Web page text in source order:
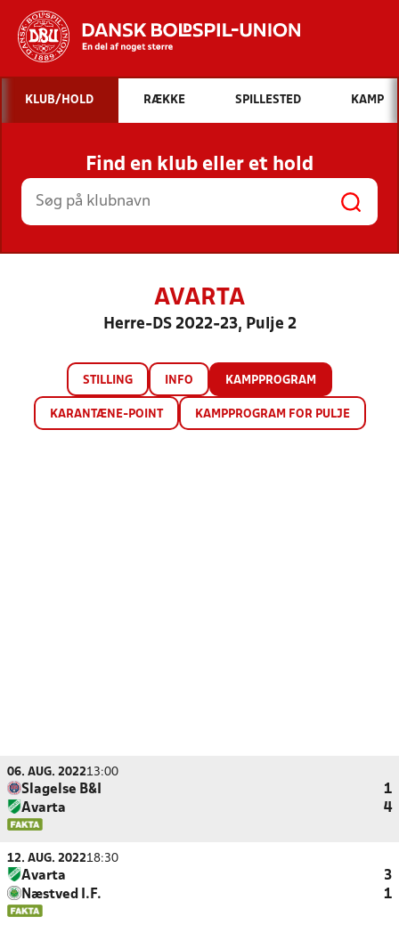
Hvad vil du søge efter?
INDHOLD OG NYHEDER
STILLINGER, RESULTATER, KLUBBER OG
HOLD
KLUB/HOLD RÆKKE SPILLESTED KAMP
Find en klub eller et hold
AVARTA
Herre-DS 2022-23, Pulje 2
STILLING INFO KAMPPROGRAM
KARANTÆNE-POINT KAMPPROGRAM FOR PULJE
06. AUG. 202213:00
Slagelse B&I
1
Avarta
4
12. AUG. 202218:30
Avarta
3
Næstved I.F.
1